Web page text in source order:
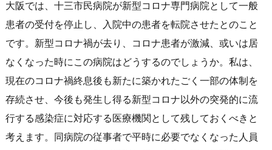
大阪では、十三市民病院が新型コロナ専門病院として一般
患者の受付を停止し、入院中の患者を転院させたとのこと
です。新型コロナ禍が去り、コロナ患者が激減、或いは居
なくなった時にこの病院はどうするのでしょうか。私は、
現在のコロナ禍終息後も新たに築かれたごく一部の体制を
存続させ、今後も発生し得る新型コロナ以外の突発的に流
行する感染症に対応する医療機関として残しておくべきと
考えます。同病院の従事者で平時に必要でなくなった人員